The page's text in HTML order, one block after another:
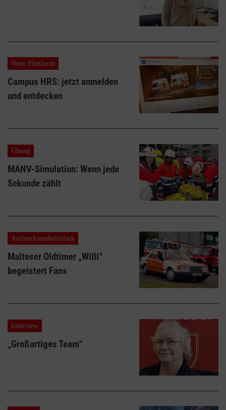
Neue Plattform
Campus HRS: jetzt anmelden
und entdecken
Übung
MANV-Simulation: Wenn jede
Sekunde zählt
Aufmerksamkeitsstark
Malteser Oldtimer „Willi“
begeistert Fans
Interview
„Großartiges Team“